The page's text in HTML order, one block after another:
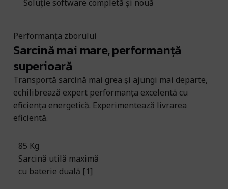
Soluție software completă și nouă
Performanța zborului
Sarcină mai mare, performanță
superioară
Transportă sarcină mai grea și ajungi mai departe,
echilibrează expert performanța excelentă cu
eficiența energetică. Experimentează livrarea
eficientă.
85 Kg
Sarcină utilă maximă
cu baterie duală [1]